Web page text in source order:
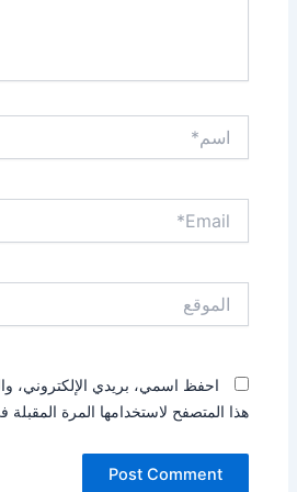
احفظ اسمي، بريدي الإلكتروني،
هذا المتصفح لاستخدامها المرة المقبلة